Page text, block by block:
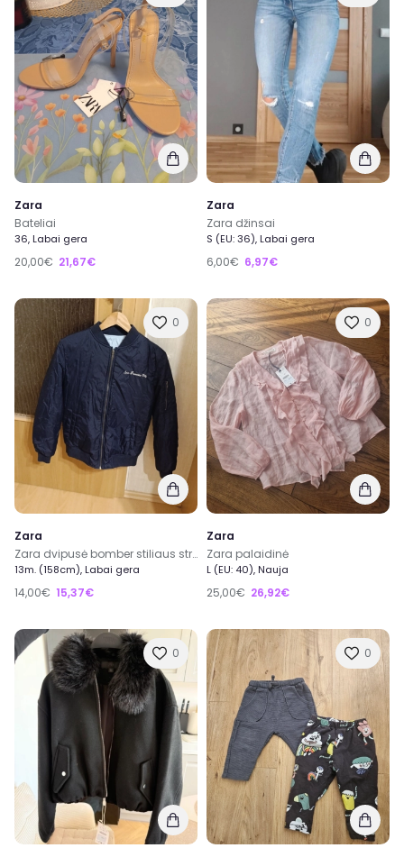
Zara
Bateliai
36, Labai gera
20,00€ 21,67€
Zara
Zara džinsai
S (EU: 36), Labai gera
6,00€ 6,97€
0
Zara
Zara dvipusė bomber stiliaus striukė 13-14 metų
13m. (158cm), Labai gera
14,00€ 15,37€
0
Zara
Zara palaidinė
L (EU: 40), Nauja
25,00€ 26,92€
0 0